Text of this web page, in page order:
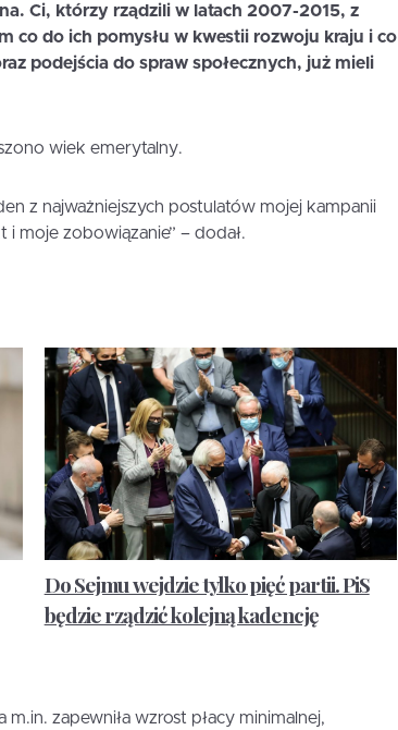
Ci, którzy rządzili w latach 2007-2015, z
co do ich pomysłu w kwestii rozwoju kraju i co
podejścia do spraw społecznych, już mieli
wiek emerytalny.
z najważniejszych postulatów mojej kampanii
moje zobowiązanie” – dodał.
Do Sejmu wejdzie tylko pięć partii. PiS
będzie rządzić kolejną kadencję
zapewniła wzrost płacy minimalnej,